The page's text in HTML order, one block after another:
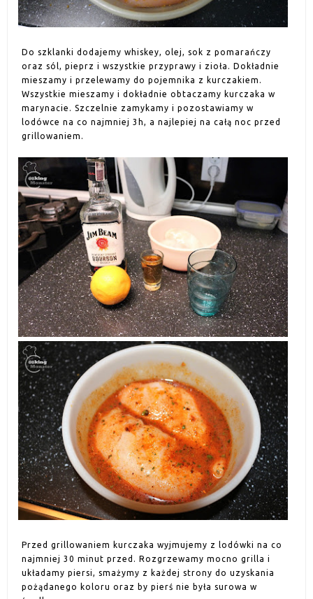
Do szklanki dodajemy whiskey, olej, sok z pomarańczy
oraz sól, pieprz i wszystkie przyprawy i zioła. Dokładnie
mieszamy i przelewamy do pojemnika z kurczakiem.
Wszystkie mieszamy i dokładnie obtaczamy kurczaka w
marynacie. Szczelnie zamykamy i pozostawiamy w
lodówce na co najmniej 3h, a najlepiej na całą noc przed
grillowaniem.
Przed grillowaniem kurczaka wyjmujemy z lodówki na co
najmniej 30 minut przed. Rozgrzewamy mocno grilla i
układamy piersi, smażymy z każdej strony do uzyskania
pożądanego koloru oraz by pierś nie była surowa w